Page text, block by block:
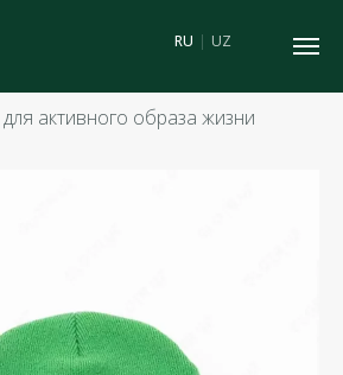
RU | UZ
активного образа жизни